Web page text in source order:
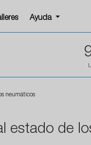
Ayuda
neumáticos
estado de